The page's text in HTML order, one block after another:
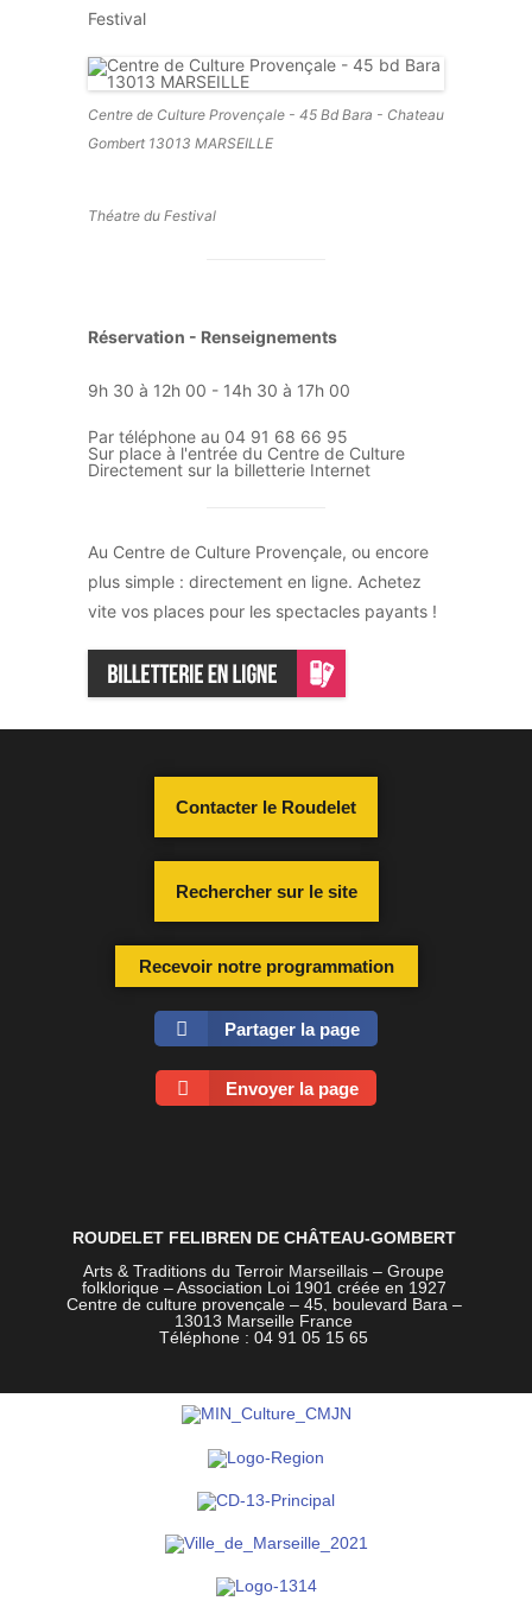
Festival
Centre de Culture Provençale - 45 Bd Bara - Chateau
Gombert 13013 MARSEILLE
Théatre du Festival
Réservation - Renseignements
9h 30 à 12h 00 - 14h 30 à 17h 00
Par téléphone au 04 91 68 66 95
Sur place à l'entrée du Centre de Culture
Directement sur la billetterie Internet
Au Centre de Culture Provençale, ou encore
plus simple : directement en ligne. Achetez
vite vos places pour les spectacles payants !
Contacter le Roudelet
Rechercher sur le site
Recevoir notre programmation
Partager la page
Envoyer la page
ROUDELET FELIBREN DE CHÂTEAU-GOMBERT
Arts & Traditions du Terroir Marseillais – Groupe
folklorique – Association Loi 1901 créée en 1927
Centre de culture provençale – 45, boulevard Bara –
13013 Marseille France
Téléphone : 04 91 05 15 65